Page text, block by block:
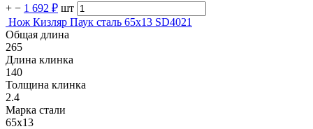
+ − 1 692 ₽ шт
Нож Кизляр Паук сталь 65х13 SD4021
Общая длина
265
Длина клинка
140
Толщина клинка
2.4
Марка стали
65х13